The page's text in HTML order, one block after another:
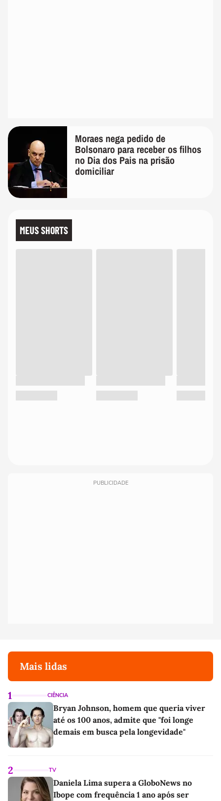
Moraes nega pedido de
Bolsonaro para receber os filhos
no Dia dos Pais na prisão
domiciliar
MEUS SHORTS
PUBLICIDADE
Mais lidas
1 CIÊNCIA
Bryan Johnson, homem que queria viver
até os 100 anos, admite que "foi longe
demais em busca pela longevidade"
2 TV
Daniela Lima supera a GloboNews no
Ibope com frequência 1 ano após ser